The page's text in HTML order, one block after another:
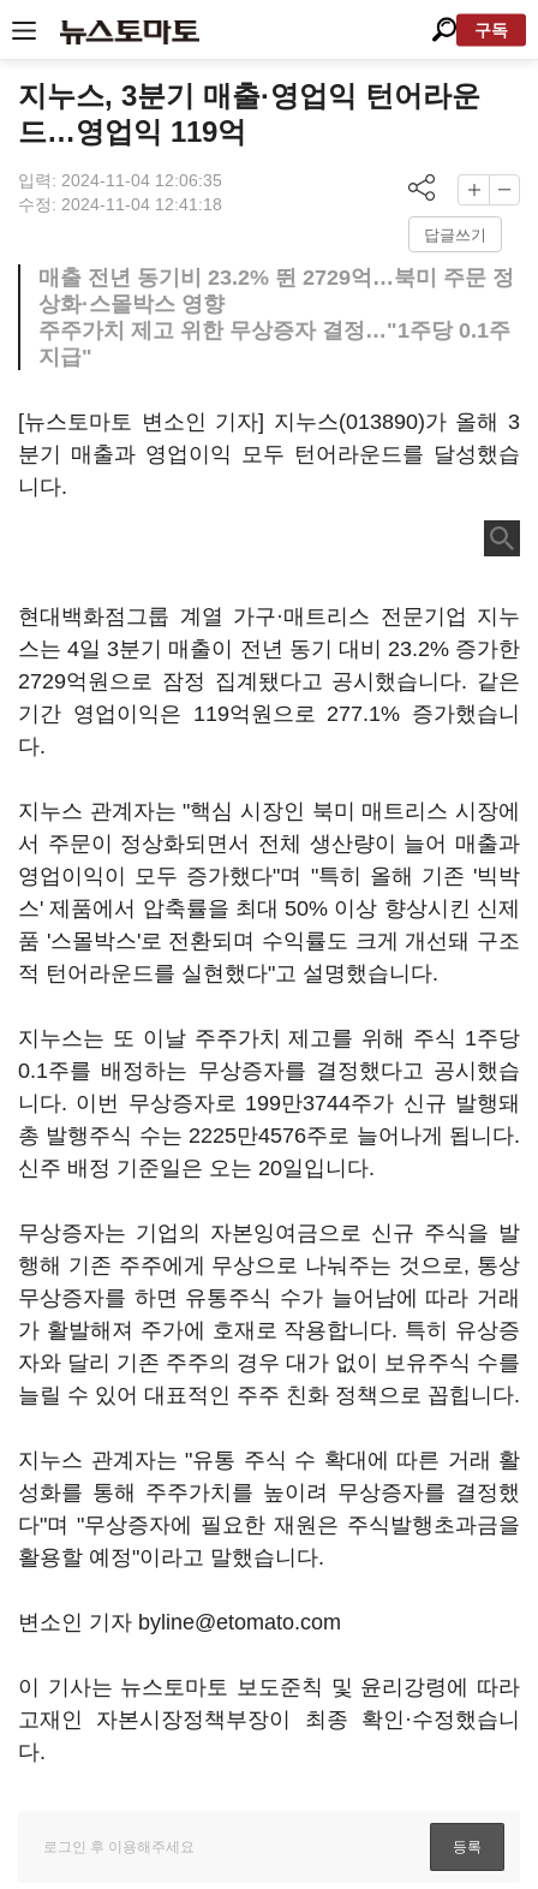
구독
지누스, 3분기 매출·영업익 턴어라운
드…영업익 119억
입력: 2024-11-04 12:06:35
수정: 2024-11-04 12:41:18
답글쓰기
매출 전년 동기비 23.2% 뛴 2729억…북미 주문 정
상화·스몰박스 영향
주주가치 제고 위한 무상증자 결정…"1주당 0.1주
지급"
[뉴스토마토 변소인 기자] 지누스(013890)가 올해 3
분기 매출과 영업이익 모두 턴어라운드를 달성했습
니다.
현대백화점그룹 계열 가구·매트리스 전문기업 지누
스는 4일 3분기 매출이 전년 동기 대비 23.2% 증가한
2729억원으로 잠정 집계됐다고 공시했습니다. 같은
기간 영업이익은 119억원으로 277.1% 증가했습니
다.
지누스 관계자는 "핵심 시장인 북미 매트리스 시장에
서 주문이 정상화되면서 전체 생산량이 늘어 매출과
영업이익이 모두 증가했다"며 "특히 올해 기존 '빅박
스' 제품에서 압축률을 최대 50% 이상 향상시킨 신제
품 '스몰박스'로 전환되며 수익률도 크게 개선돼 구조
적 턴어라운드를 실현했다"고 설명했습니다.
지누스는 또 이날 주주가치 제고를 위해 주식 1주당
0.1주를 배정하는 무상증자를 결정했다고 공시했습
니다. 이번 무상증자로 199만3744주가 신규 발행돼
총 발행주식 수는 2225만4576주로 늘어나게 됩니다.
신주 배정 기준일은 오는 20일입니다.
무상증자는 기업의 자본잉여금으로 신규 주식을 발
행해 기존 주주에게 무상으로 나눠주는 것으로, 통상
무상증자를 하면 유통주식 수가 늘어남에 따라 거래
가 활발해져 주가에 호재로 작용합니다. 특히 유상증
자와 달리 기존 주주의 경우 대가 없이 보유주식 수를
늘릴 수 있어 대표적인 주주 친화 정책으로 꼽힙니다.
지누스 관계자는 "유통 주식 수 확대에 따른 거래 활
성화를 통해 주주가치를 높이려 무상증자를 결정했
다"며 "무상증자에 필요한 재원은 주식발행초과금을
활용할 예정"이라고 말했습니다.
변소인 기자 byline@etomato.com
이 기사는 뉴스토마토 보도준칙 및 윤리강령에 따라
고재인 자본시장정책부장이 최종 확인·수정했습니
다.